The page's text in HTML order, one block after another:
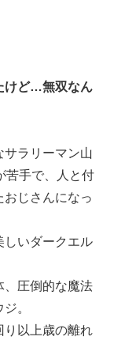
けど…無双なん
サラリーマン山
苦手で、人と付
おじさんになっ
しいダークエル
、圧倒的な魔法
。
り以上歳の離れ